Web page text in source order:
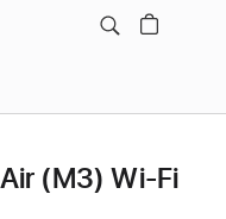
(M3) Wi‑Fi